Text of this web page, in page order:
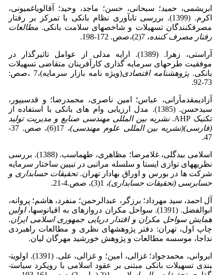
ابریشمی، حمید؛ سبحانی، حسن؛ ماجد، وحید؛ آقالوی­اغمیونی،
اکرم. (1399). بررسی تاب­آوری نظام بانکی با تمرکز بر رفتار
مصرف­کنندگان تسهیلات و شاخص­های سلامت بانکی. مطالعات
رفتار مصرف کننده، 7(2)،صص. 172-198.
آراستی، زهرا. (1389). ارایه مدلی از عوامل تاثیرگذار در
موفقیت طرحهای سرمایه گذاری کارآفرینان متقاضی تسهیلات
بانکی.پژوهشنامه اقتصادی
(ویژه نامه بازار سرمایه)،7 ،صص:
73-92.
آزادی­مقدم­آرانی، عباس؛ امین ناصری، محمدرضا؛ و قدسی­پور،
سیدحسن. (1385). مدل ارزیابی وام های بانکی با استفاده از
تکنیک AHP.
نشریه بین المللی مهندسی صنایع و مدیریت تولید
(فارسی)(نشریه بین المللی علوم مهندسی)
، 17(6)، صص. 37-
47.
اسلامی بیدگلی، غلامرضا؛ مظاهری، طهماسب. (1388). بررسی
نظریه­های توازی ایستا و سلسله مراتبی در تبیین ساختار سرمایه
شرکت ها در بورس و اوراق بهادار تهران.تحقیقات حسابداری و
حسابرسی (تحقیقات حسابداری)، 1(3)، صص.4-21.
آل احمد، سید مهرداد؛ برزگر، عبدالرحمن؛ منفرد، هاشم؛ پروانه،
ابوالفضل. (1391). سواحل مکران دروازه­ای به اقیانوس­ها،
اولین
همایش سواحل مکران و اقتدار دریایی جمهوری اسلامی ایران.
چاپ اول، تهران: دفتر پژوهش­های نظری و مطالعات راهبردی
نداجا، موسسه مطالعات و پژوهش خورشید مهرگان لیان.
ایروانی، محمدجواد؛ غزالی، امین؛ و غزالی، علی. (1391). اولویت­
بندی تسهیلات بانکی مبتنی بر عقود اسلامی با رویکرد سیاست­